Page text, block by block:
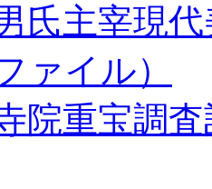
氏主宰現
ァイル）
院重宝調